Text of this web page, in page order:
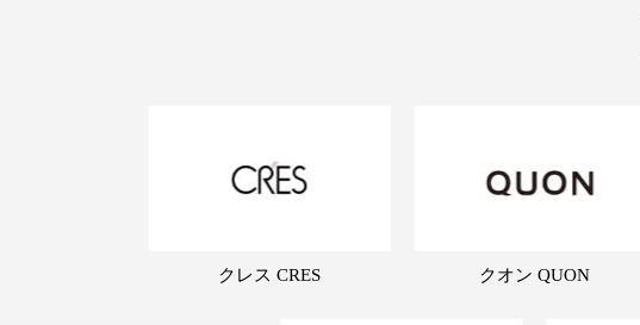
クレス CRES クオン QUON